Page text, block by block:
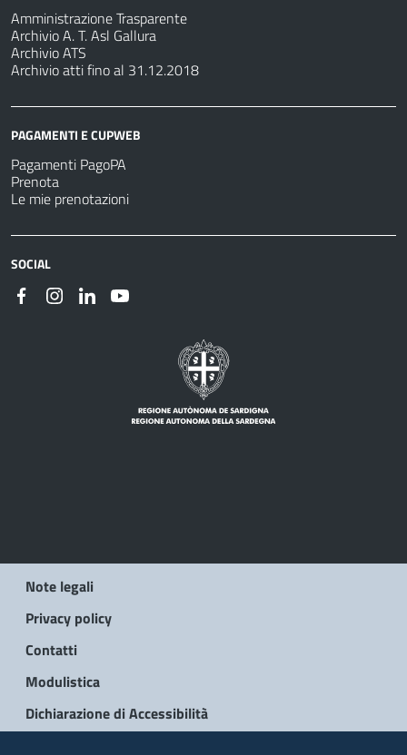
Amministrazione Trasparente
Archivio A. T. Asl Gallura
Archivio ATS
Archivio atti fino al 31.12.2018
PAGAMENTI E CUPWEB
Pagamenti PagoPA
Prenota
Le mie prenotazioni
SOCIAL
Note legali
Privacy policy
Contatti
Modulistica
Dichiarazione di Accessibilità